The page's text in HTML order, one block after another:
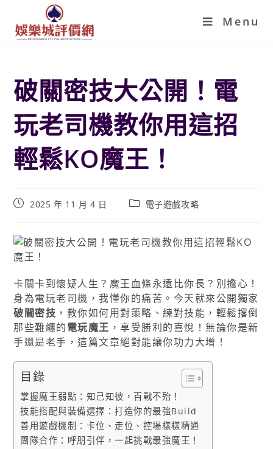
Menu
破關密技大公開！電
玩老司機教你用這招
輕鬆KO魔王！
2025 年 11 月 4 日 電子遊戲攻略
卡關卡到懷疑人生？魔王血條永遠比你長？別擔心！
身為電玩老司機，我懂你的痛苦。今天就來公開獨家
破關密技 ，教你如何用對策略、練對技能，輕鬆撂倒
那些難纏的電玩魔王 ，享受勝利的喜悅！無論你是新
手還是老手，這篇文章絕對能讓你功力大增！
目錄
掌握魔王弱點：知己知彼，百戰不殆！
技能搭配與裝備選擇：打造你的最強Build
善用遊戲機制：卡位、走位、控場樣樣精通
團隊合作：呼朋引伴，一起挑戰最強魔王！